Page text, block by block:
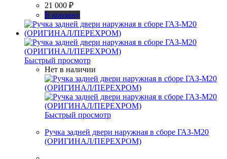
21 000 ₽
В корзину
Быстрый просмотр
Нет в наличии
Быстрый просмотр
Ручка задней двери наружная в сборе ГАЗ-М20
(ОРИГИНАЛ/ПЕРЕХРОМ)